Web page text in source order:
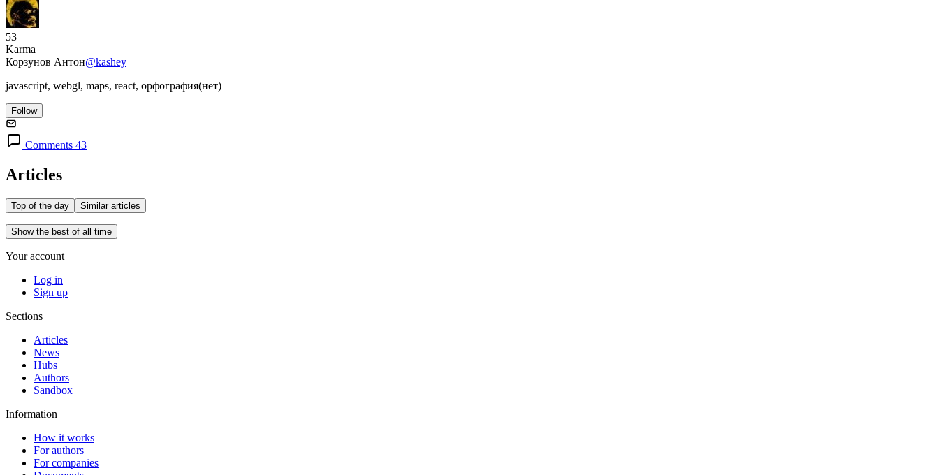
53
Karma
Корзунов Антон@kashey
javascript, webgl, maps, react, орфография(нет)
Follow
Comments 43
Articles
Top of the day Similar articles
Show the best of all time
Your account
Log in
Sign up
Sections
Articles
News
Hubs
Authors
Sandbox
Information
How it works
For authors
For companies